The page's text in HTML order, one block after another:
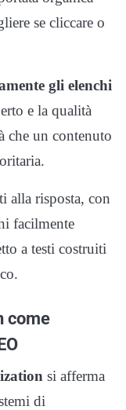
se cliccare o
gli elenchi
e la qualità
che un contenuto
alla risposta, con
facilmente
a testi costruiti
come
si afferma
di